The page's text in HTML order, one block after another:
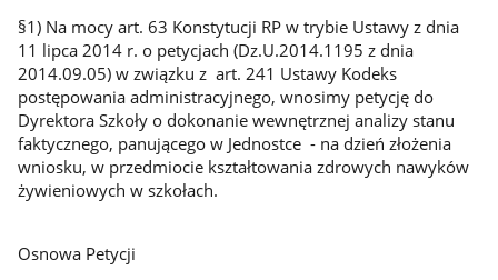
§1) Na mocy art. 63 Konstytucji RP w trybie Ustawy z dnia
11 lipca 2014 r. o petycjach (Dz.U.2014.1195 z dnia
2014.09.05) w związku z art. 241 Ustawy Kodeks
postępowania administracyjnego, wnosimy petycję do
Dyrektora Szkoły o dokonanie wewnętrznej analizy stanu
faktycznego, panującego w Jednostce - na dzień złożenia
wniosku, w przedmiocie kształtowania zdrowych nawyków
żywieniowych w szkołach.
Osnowa Petycji